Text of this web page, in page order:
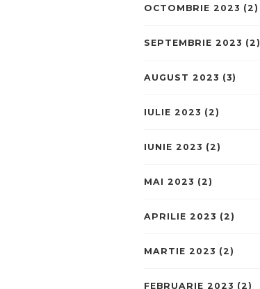
OCTOMBRIE 2023 (2)
SEPTEMBRIE 2023 (2)
AUGUST 2023 (3)
IULIE 2023 (2)
IUNIE 2023 (2)
MAI 2023 (2)
APRILIE 2023 (2)
MARTIE 2023 (2)
FEBRUARIE 2023 (2)